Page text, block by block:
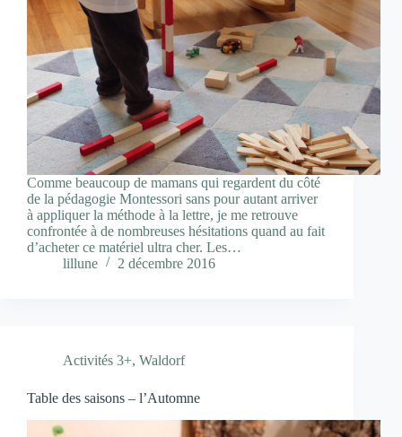
Comme beaucoup de mamans qui regardent du côté
de la pédagogie Montessori sans pour autant arriver
à appliquer la méthode à la lettre, je me retrouve
confrontée à de nombreuses hésitations quand au fait
d’acheter ce matériel ultra cher. Les…
lillune
2 décembre 2016
Activités 3+, Waldorf
Table des saisons – l’Automne